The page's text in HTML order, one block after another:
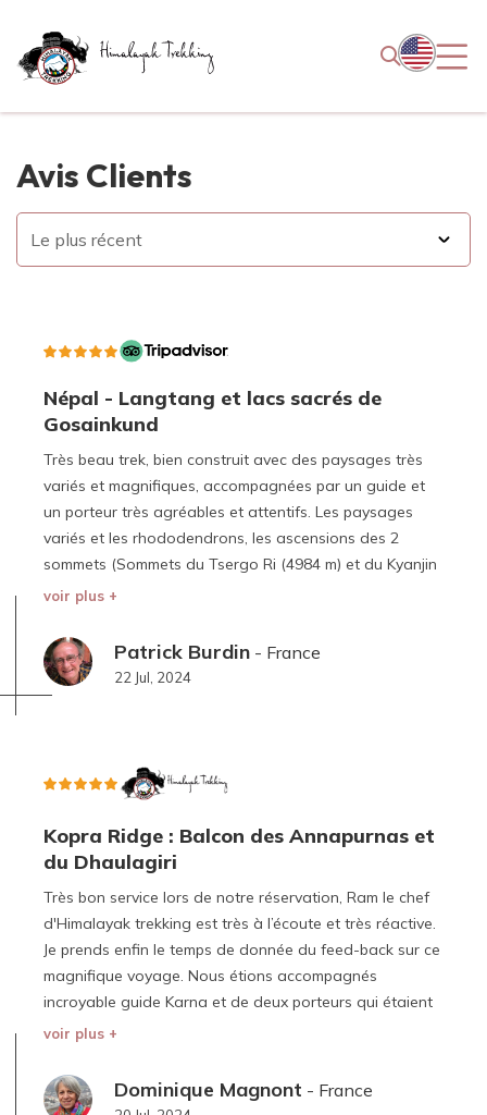
Avis Clients
Népal - Langtang et lacs sacrés de
Gosainkund
Très beau trek, bien construit avec des paysages très
variés et magnifiques, accompagnées par un guide et
un porteur très agréables et attentifs. Les paysages
variés et les rhododendrons, les ascensions des 2
sommets (Sommets du Tsergo Ri (4984 m) et du Kyanjin
Ri (4773 m), le village de Langtang dévasté et
(Hébergement un peu limite à Sing Gompa).
voir plus +
Patrick Burdin - France
22 Jul, 2024
Kopra Ridge : Balcon des Annapurnas et
du Dhaulagiri
Très bon service lors de notre réservation, Ram le chef
d'Himalayak trekking est très à l’écoute et très réactive.
Je prends enfin le temps de donnée du feed-back sur ce
magnifique voyage. Nous étions accompagnés
incroyable guide Karna et de deux porteurs qui étaient
très gentils et attentionnés et c’était vraiment très
magnifique. Nous avons eu la chance d’avoir un temps
absolument magnifique et les paysages ainsi que la
voir plus +
Dominique Magnont - France